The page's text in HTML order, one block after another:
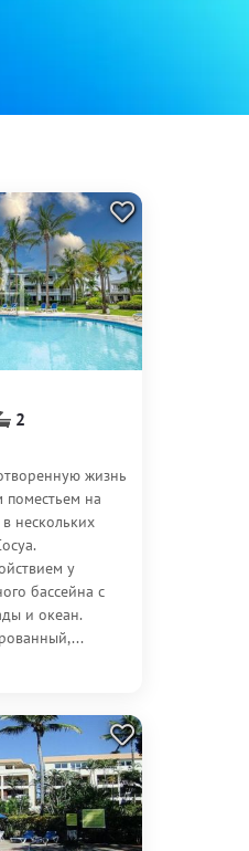
2
жизнь
на
нескольких
у
бассейна с
и океан.